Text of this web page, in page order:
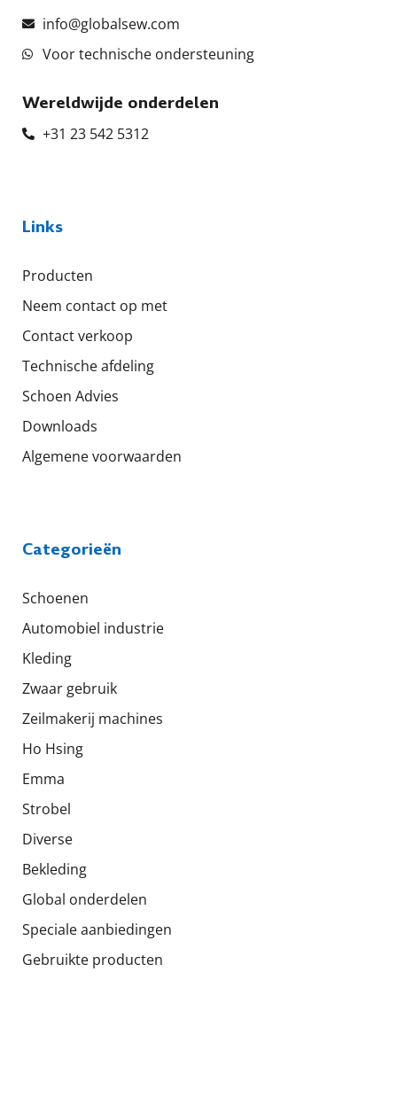
info@globalsew.com
Voor technische ondersteuning
Wereldwijde onderdelen
+31 23 542 5312
Links
Producten
Neem contact op met
Contact verkoop
Technische afdeling
Schoen Advies
Downloads
Algemene voorwaarden
Categorieën
Schoenen
Automobiel industrie
Kleding
Zwaar gebruik
Zeilmakerij machines
Ho Hsing
Emma
Strobel
Diverse
Bekleding
Global onderdelen
Speciale aanbiedingen
Gebruikte producten